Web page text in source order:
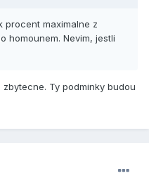
procent maximalne z
homounem. Nevim, jestli
Ty podminky budou